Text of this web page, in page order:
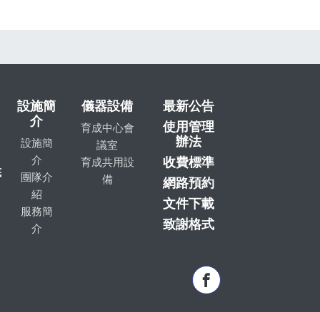
設施簡
介
設施簡
介
團隊介
紹
服務簡
介
儀器設備
育成中心會
議室
育成共用設
備
最新公告
使用管理
辦法
收費標準
網路預約
文件下載
致謝格式